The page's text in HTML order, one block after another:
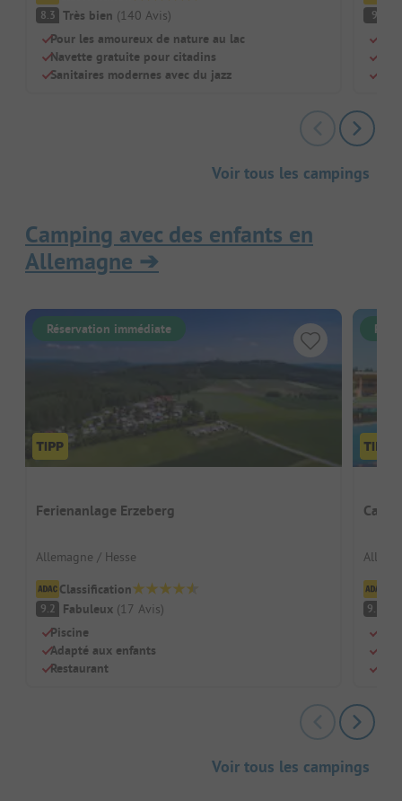
8.3 Très bien (140 Avis)
Pour les amoureux de nature au lac
Navette gratuite pour citadins
Sanitaires modernes avec du jazz
9
Voir tous les campings
Camping avec des enfants en
Allemagne ➔
Réservation immédiate
Ferienanlage Erzeberg
Allemagne / Hesse
Classification
9.2 Fabuleux (17 Avis)
Piscine
Adapté aux enfants
Restaurant
9.3
Voir tous les campings